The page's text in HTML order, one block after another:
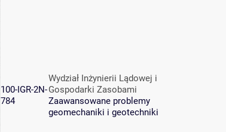
100-IGR-2N-
784
Wydział Inżynierii Lądowej i
Gospodarki Zasobami
Zaawansowane problemy
geomechaniki i geotechniki